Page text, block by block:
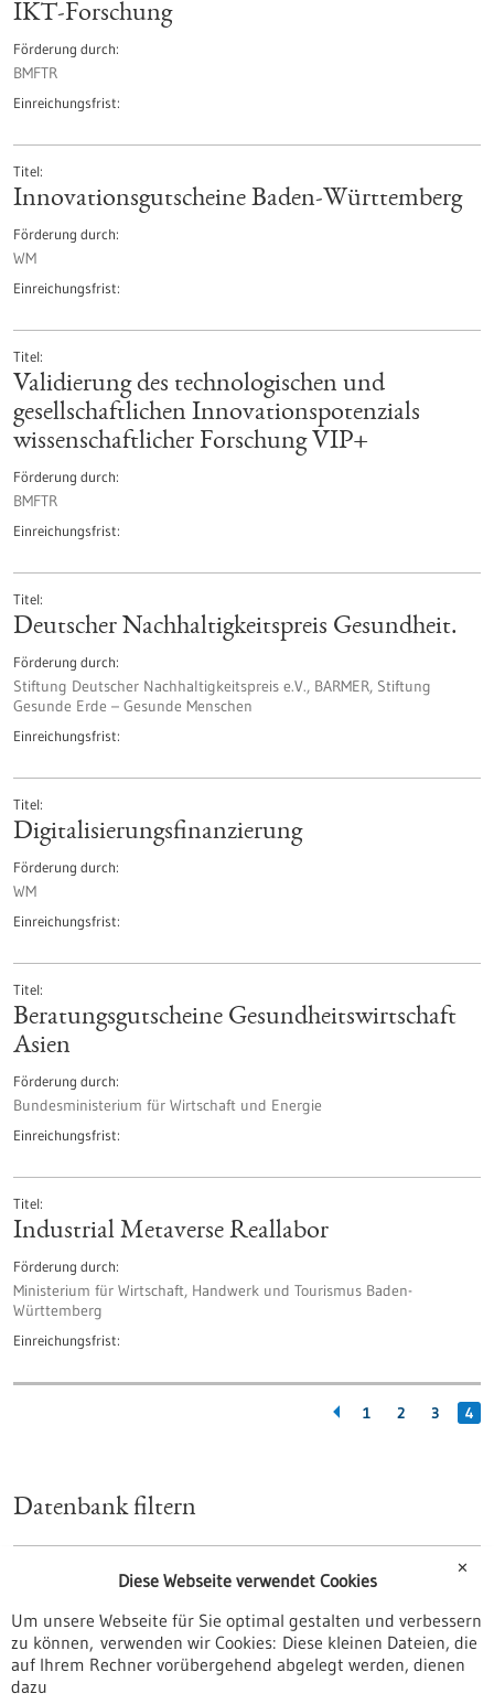
IKT-Forschung
Förderung durch
BMFTR
Einreichungsfrist
Titel
Innovationsgutscheine Baden-Württemberg
Förderung durch
WM
Einreichungsfrist
Titel
Validierung des technologischen und
gesellschaftlichen Innovationspotenzials
wissenschaftlicher Forschung VIP+
Förderung durch
BMFTR
Einreichungsfrist
Titel
Deutscher Nachhaltigkeitspreis Gesundheit.
Förderung durch
Stiftung Deutscher Nachhaltigkeitspreis e.V., BARMER, Stiftung
Gesunde Erde – Gesunde Menschen
Einreichungsfrist
Titel
Digitalisierungs­finanzierung
Förderung durch
WM
Einreichungsfrist
Titel
Beratungsgutscheine Gesundheitswirtschaft
Asien
Förderung durch
Bundesministerium für Wirtschaft und Energie
Einreichungsfrist
Titel
Industrial Metaverse Reallabor
Förderung durch
Ministerium für Wirtschaft, Handwerk und Tourismus Baden-
Württemberg
Einreichungsfrist
1 2 3 4
Datenbank filtern
Stipendium
Wettbewerb
✕
Diese Webseite verwendet Cookies
Um unsere Webseite für Sie optimal gestalten und verbessern
zu können, verwenden wir Cookies: Diese kleinen Dateien, die
auf Ihrem Rechner vorübergehend abgelegt werden, dienen
dazu